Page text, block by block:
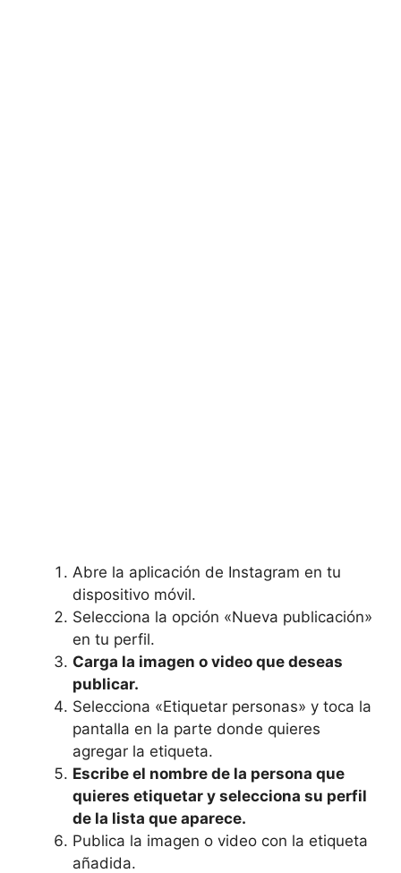
Abre la aplicación de Instagram en tu
dispositivo móvil.
Selecciona​ la opción «Nueva publicación»
en tu perfil.
Carga la imagen o video que deseas
⁣publicar.
Selecciona «Etiquetar personas» y toca la
pantalla en la parte ‌donde quieres
agregar la etiqueta.
Escribe el nombre de la persona que
quieres etiquetar y⁤ selecciona su perfil⁣
de la lista que aparece.
Publica la imagen o video con la etiqueta
añadida.